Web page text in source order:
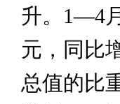
升。1—4
元，同比
总值的比